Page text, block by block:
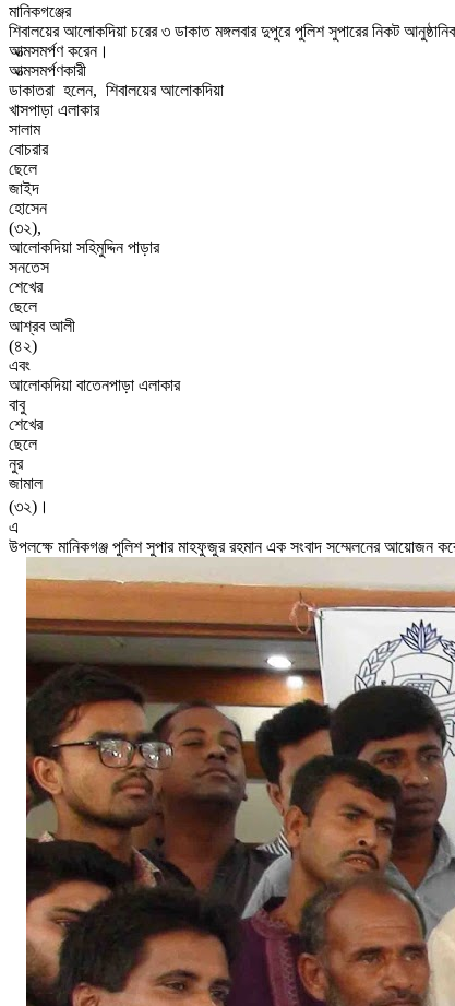
মানিকগঞ্জের
শিবালয়ের আলোকদিয়া চরের ৩ ডাকাত মঙ্গলবার ‍দুপুরে পুলিশ সুপারের নিকট
আত্মসমর্পণ করেন।
আত্মসমর্পণকারী
ডাকাতরা হলেন, শিবালয়ের আলোকদিয়া
খাসপাড়া এলাকার
সালাম
বোচরার
ছেলে
জাইদ
হোসেন
(৩২),
আলোকদিয়া সহিমুদ্দিন পাড়ার
সনতেস
শেখের
ছেলে
আশ্রবআলী
(৪২)
এবং
আলোকদিয়া বাতেনপাড়া এলাকার
বাবু
শেখের
ছেলে
নুর
জামাল
(৩২) ।
এ
উপলক্ষে মানিকগঞ্জ পুলিশ সুপার মাহফুজুর রহমান এক সংবাদ সম্মেলনের আয়োজন